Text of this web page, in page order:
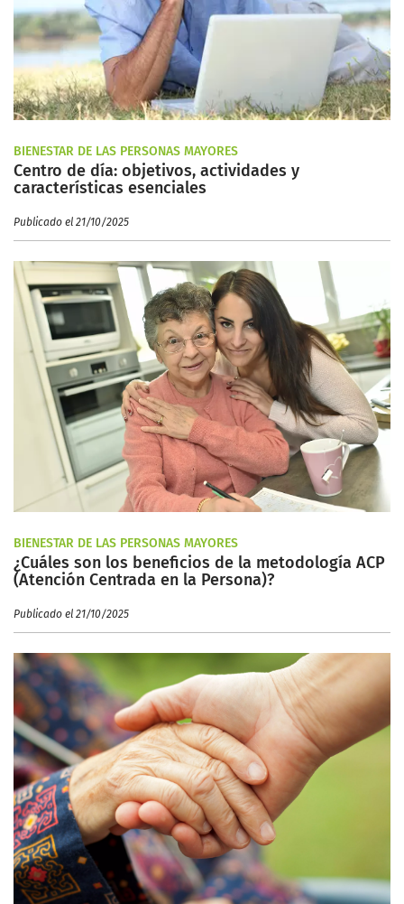
BIENESTAR DE LAS PERSONAS MAYORES
Centro de día: objetivos, actividades y
características esenciales
Publicado el 21/10/2025
BIENESTAR DE LAS PERSONAS MAYORES
¿Cuáles son los beneficios de la metodología ACP
(Atención Centrada en la Persona)?
Publicado el 21/10/2025